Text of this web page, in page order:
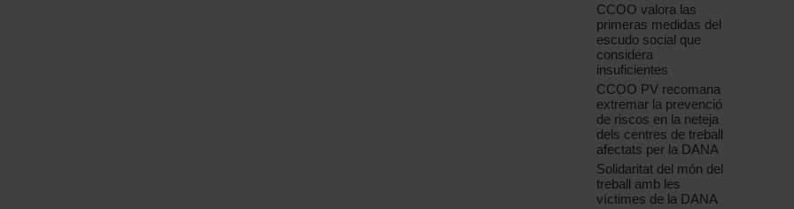
CCOO valora las
primeras medidas del
escudo social que
considera
insuficientes
CCOO PV recomana
extremar la prevenció
de riscos en la neteja
dels centres de treball
afectats per la DANA
Solidaritat del món del
treball amb les
víctimes de la DANA